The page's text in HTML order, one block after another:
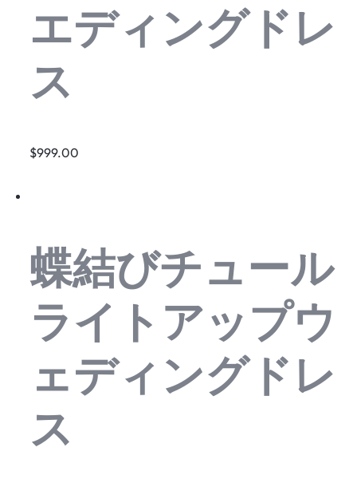
エディングドレ
ス
$999.00
蝶結びチュール
ライトアップウ
ェディングドレ
ス